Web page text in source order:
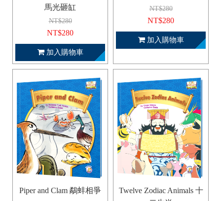
馬光砸缸
NT$280
NT$280
加入購物車
NT$280
NT$280
加入購物車
Piper and Clam 鷸蚌相爭
Twelve Zodiac Animals 十